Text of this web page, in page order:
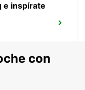
e inspírate
con